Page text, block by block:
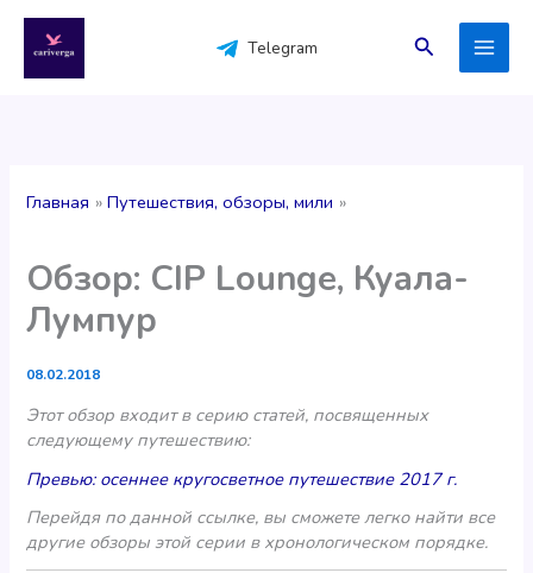
содержимому
Telegram Поиск
Главная Путешествия, обзоры, мили
Обзор: CIP Lounge, Куала-
Лумпур
08.02.2018
Этот обзор входит в серию статей, посвященных
следующему путешествию:
Превью: осеннее кругосветное путешествие 2017 г.
Перейдя по данной ссылке, вы сможете легко найти все
другие обзоры этой серии в хронологическом порядке.